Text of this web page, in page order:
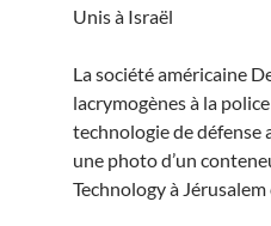
Unis à Israël
La société américaine
lacrymogènes à la
technologie de défense
une photo d’un
Technology à